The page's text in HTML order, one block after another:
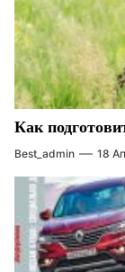
Как
Best_admin 18